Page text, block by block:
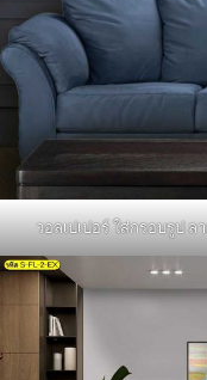
วอลเปเปอร์ ใส่กรอบรูป